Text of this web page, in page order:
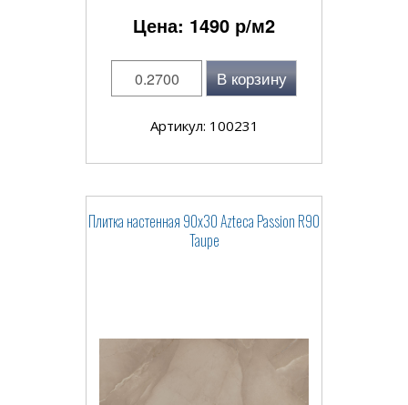
Цена: 1490 р/м2
В корзину
Артикул: 100231
Плитка настенная 90x30 Azteca Passion R90
Taupe